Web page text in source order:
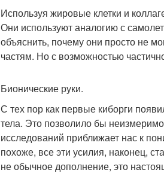
Используя жировые клетки и
Они используют аналогию с
объяснить, почему они просто не
частям. Но с возможностью
Бионические руки.
С тех пор как первые киборги
тела. Это позволило бы
исследований приближает нас к
похоже, все эти усилия, наконец,
не обычное дополнение, это